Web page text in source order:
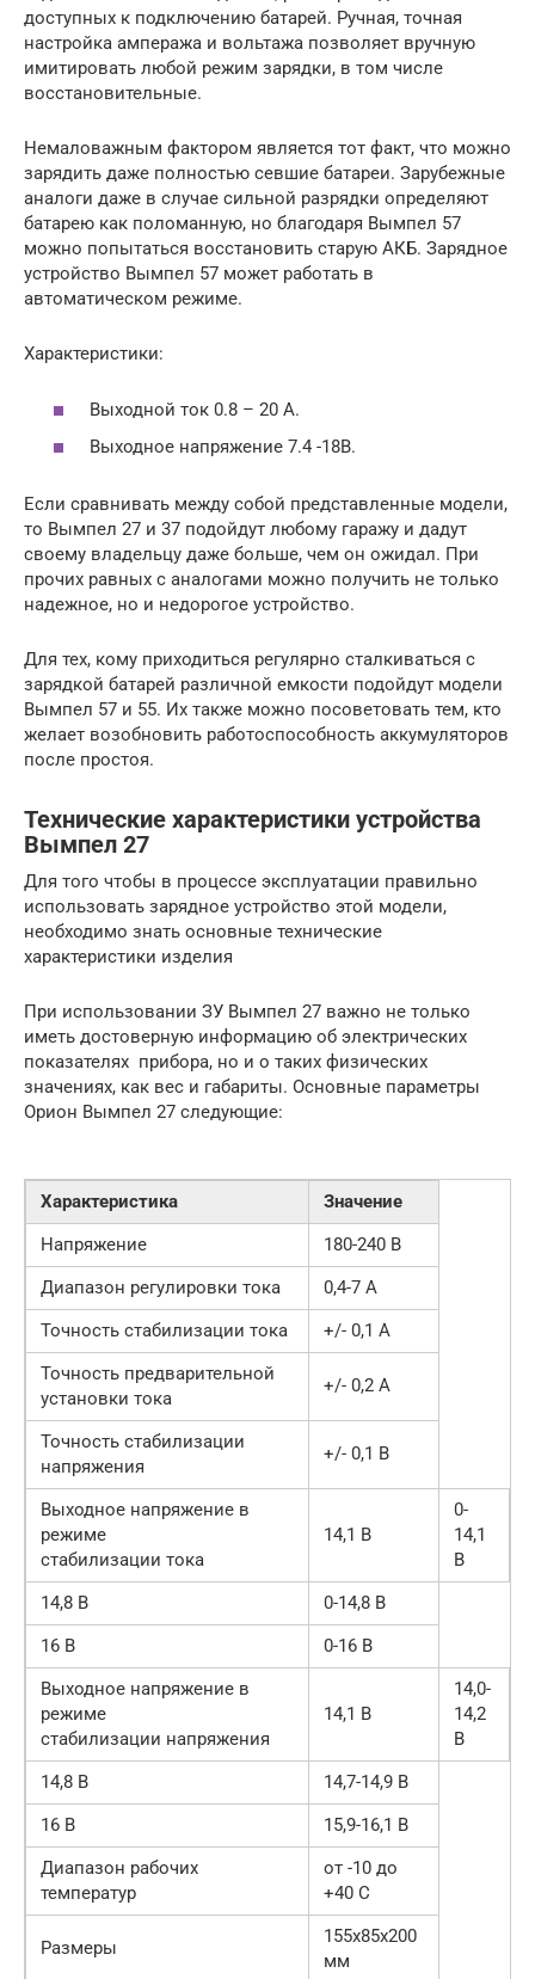
доступных к подключению батарей. Ручная, точная
настройка ампеража и вольтажа позволяет вручную
имитировать любой режим зарядки, в том числе
восстановительные.
Немаловажным фактором является тот факт, что можно
зарядить даже полностью севшие батареи. Зарубежные
аналоги даже в случае сильной разрядки определяют
батарею как поломанную, но благодаря Вымпел 57
можно попытаться восстановить старую АКБ. Зарядное
устройство Вымпел 57 может работать в
автоматическом режиме.
Характеристики:
Выходной ток 0.8 – 20 А.
Выходное напряжение 7.4 -18В.
Если сравнивать между собой представленные модели,
то Вымпел 27 и 37 подойдут любому гаражу и дадут
своему владельцу даже больше, чем он ожидал. При
прочих равных с аналогами можно получить не только
надежное, но и недорогое устройство.
Для тех, кому приходиться регулярно сталкиваться с
зарядкой батарей различной емкости подойдут модели
Вымпел 57 и 55. Их также можно посоветовать тем, кто
желает возобновить работоспособность аккумуляторов
после простоя.
Технические характеристики устройства
Вымпел 27
Для того чтобы в процессе эксплуатации правильно
использовать зарядное устройство этой модели,
необходимо знать основные технические
характеристики изделия
При использовании ЗУ Вымпел 27 важно не только
иметь достоверную информацию об электрических
показателях прибора, но и о таких физических
значениях, как вес и габариты. Основные параметры
Орион Вымпел 27 следующие:
Характеристика
Значение
Напряжение
180-240 В
Диапазон регулировки тока
0,4-7 А
Точность стабилизации тока
+/- 0,1 А
Точность предварительной
установки тока
+/- 0,2 А
Точность стабилизации
напряжения
+/- 0,1 В
Выходное напряжение в
режиме
стабилизации тока
14,1 В
0-
14,1
В
14,8 В
0-14,8 В
16 В
0-16 В
Выходное напряжение в
режиме
стабилизации напряжения
14,1 В
14,0-
14,2
В
14,8 В
14,7-14,9 В
16 В
15,9-16,1 В
Диапазон рабочих
температур
от -10 до
+40 С
Размеры
155x85x200
мм